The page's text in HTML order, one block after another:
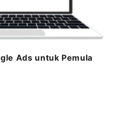
Ads untuk Pemula